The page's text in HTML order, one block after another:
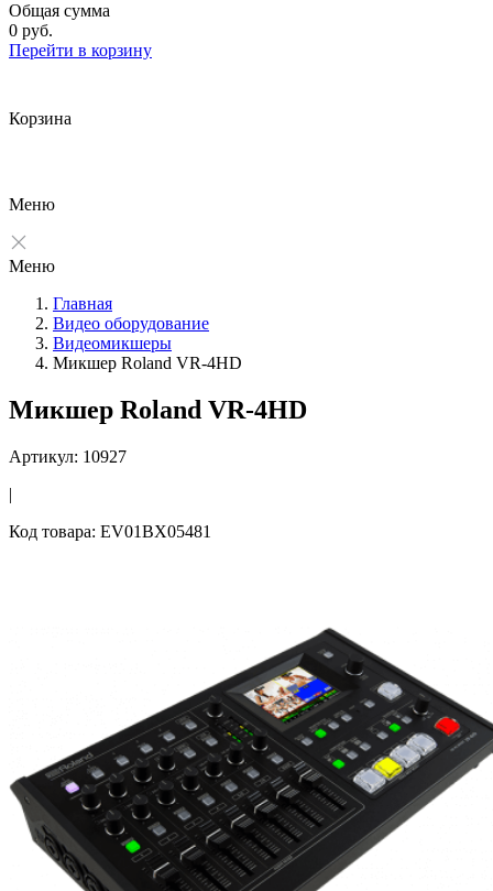
Общая сумма
0 руб.
Перейти в корзину
Корзина
Меню
Меню
Главная
Видео оборудование
Видеомикшеры
Микшер Roland VR-4HD
Микшер Roland VR-4HD
Артикул: 10927
|
Код товара: EV01BX05481